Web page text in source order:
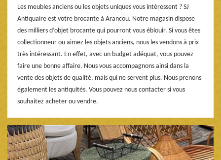
Les meubles anciens ou les objets uniques vous intéressent ? SJ
Antiquaire est votre brocante à Arancou. Notre magasin dispose
des milliers d’objet brocante qui pourront vous éblouir. Si vous êtes
collectionneur ou aimez les objets anciens, nous les vendons à prix
très intéressant. En effet, avec un budget adéquat, vous pouvez
faire une bonne affaire. Nous vous accompagnons ainsi dans la
vente des objets de qualité, mais qui ne servent plus. Nous prenons
également les antiquités. Vous pouvez nous contacter si vous
souhaitez acheter ou vendre.